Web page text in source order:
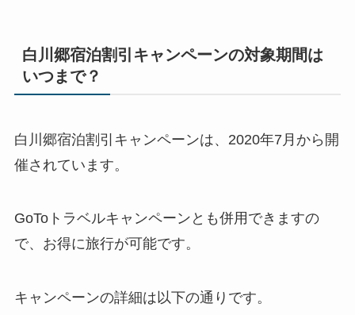
白川郷宿泊割引キャンペーンの対象期間は
いつまで？
白川郷宿泊割引キャンペーンは、2020年7月から開
催されています。
GoToトラベルキャンペーンとも併用できますの
で、お得に旅行が可能です。
キャンペーンの詳細は以下の通りです。